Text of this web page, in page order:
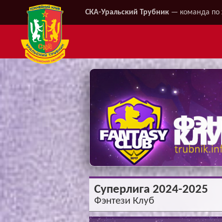
СКА-Уральский Трубник — команда по
Суперлига 2024-2025
Фэнтези Клуб